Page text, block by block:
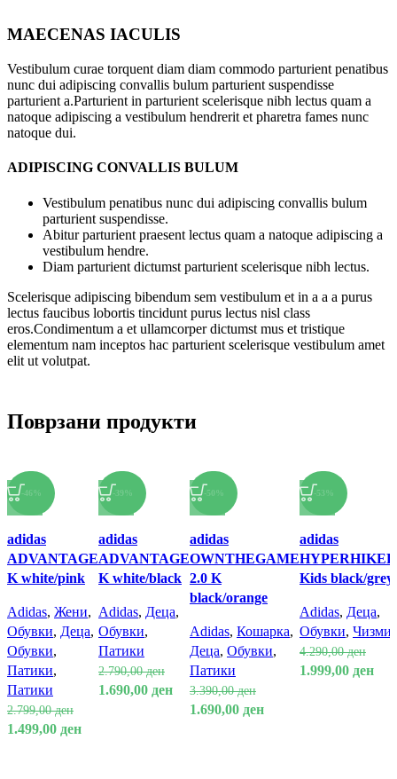
MAECENAS IACULIS
Vestibulum curae torquent diam diam commodo parturient penatibus
nunc dui adipiscing convallis bulum parturient suspendisse
parturient a.Parturient in parturient scelerisque nibh lectus quam a
natoque adipiscing a vestibulum hendrerit et pharetra fames nunc
natoque dui.
ADIPISCING CONVALLIS BULUM
Vestibulum penatibus nunc dui adipiscing convallis bulum
parturient suspendisse.
Abitur parturient praesent lectus quam a natoque adipiscing a
vestibulum hendre.
Diam parturient dictumst parturient scelerisque nibh lectus.
Scelerisque adipiscing bibendum sem vestibulum et in a a a purus
lectus faucibus lobortis tincidunt purus lectus nisl class
eros.Condimentum a et ullamcorper dictumst mus et tristique
elementum nam inceptos hac parturient scelerisque vestibulum amet
elit ut volutpat.
Поврзани продукти
-46%
Брз преглед
Додади во
омилени
adidas
ADVANTAGE
K white/pink
Adidas, Жени,
Обувки, Деца,
Обувки,
Патики,
Патики
2.799,00ден
1.499,00 ден
-39%
Брз преглед
Додади во
омилени
adidas
ADVANTAGE
K white/black
Adidas, Деца,
Обувки,
Патики
2.790,00ден
1.690,00 ден
-50%
Брз преглед
Додади во
омилени
adidas
OWNTHEGAME
2.0 K
black/orange
Adidas, Кошарка,
Деца, Обувки,
Патики
3.390,00ден
1.690,00 ден
-53%
Брз преглед
Додади во
омилени
adidas
HYPERHIKER
Kids black/grey
Adidas, Деца,
Обувки, Чизми
4.290,00ден
1.999,00 ден